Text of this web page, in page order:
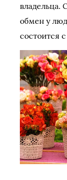
владельца.
обмен у
состоится